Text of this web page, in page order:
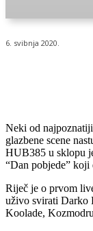
6. svibnja 2020.
Neki od
glazbene scene
HUB385 u sklopu
“Dan pobjede”
Riječ je o prvom
uživo svirati Darko
Koolade,